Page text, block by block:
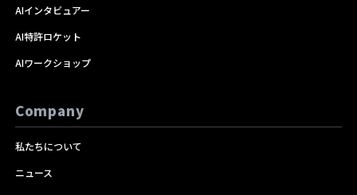
AIインタビュアー
AI特許ロケット
AIワークショップ
Company
私たちについて
ニュース